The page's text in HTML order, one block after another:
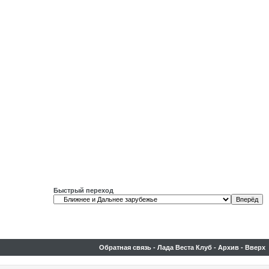
Быстрый переход
Обратная связь - Лада Веста Клуб - Архив - Вверх